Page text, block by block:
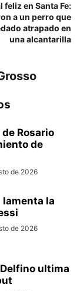
feliz en Santa Fe:
a un perro que
atrapado en
una alcantarilla
Rosario
de
de 2026
lamenta la
de 2026
ultima